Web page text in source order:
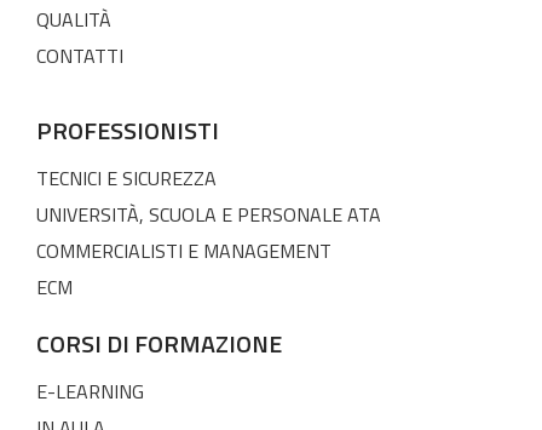
QUALITÀ
CONTATTI
PROFESSIONISTI
TECNICI E SICUREZZA
UNIVERSITÀ, SCUOLA E PERSONALE ATA
COMMERCIALISTI E MANAGEMENT
ECM
CORSI DI FORMAZIONE
E-LEARNING